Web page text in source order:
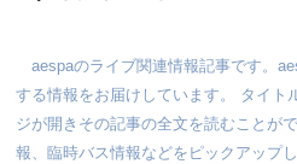
aespaのライブ関連情報記事です。
する情報をお届けしています。 タイト
ジが開きその記事の全文を読むことが
報、臨時バス情報などをピックアップ